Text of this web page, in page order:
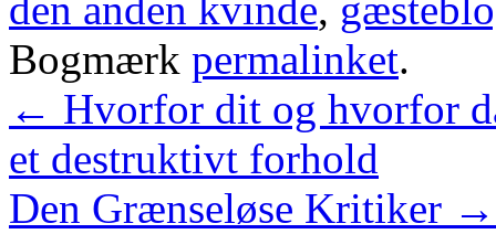
den anden kvinde,
Bogmærk permalinket.
← Hvorfor dit og hvorfor
et destruktivt forhold
Den Grænseløse Kritiker →